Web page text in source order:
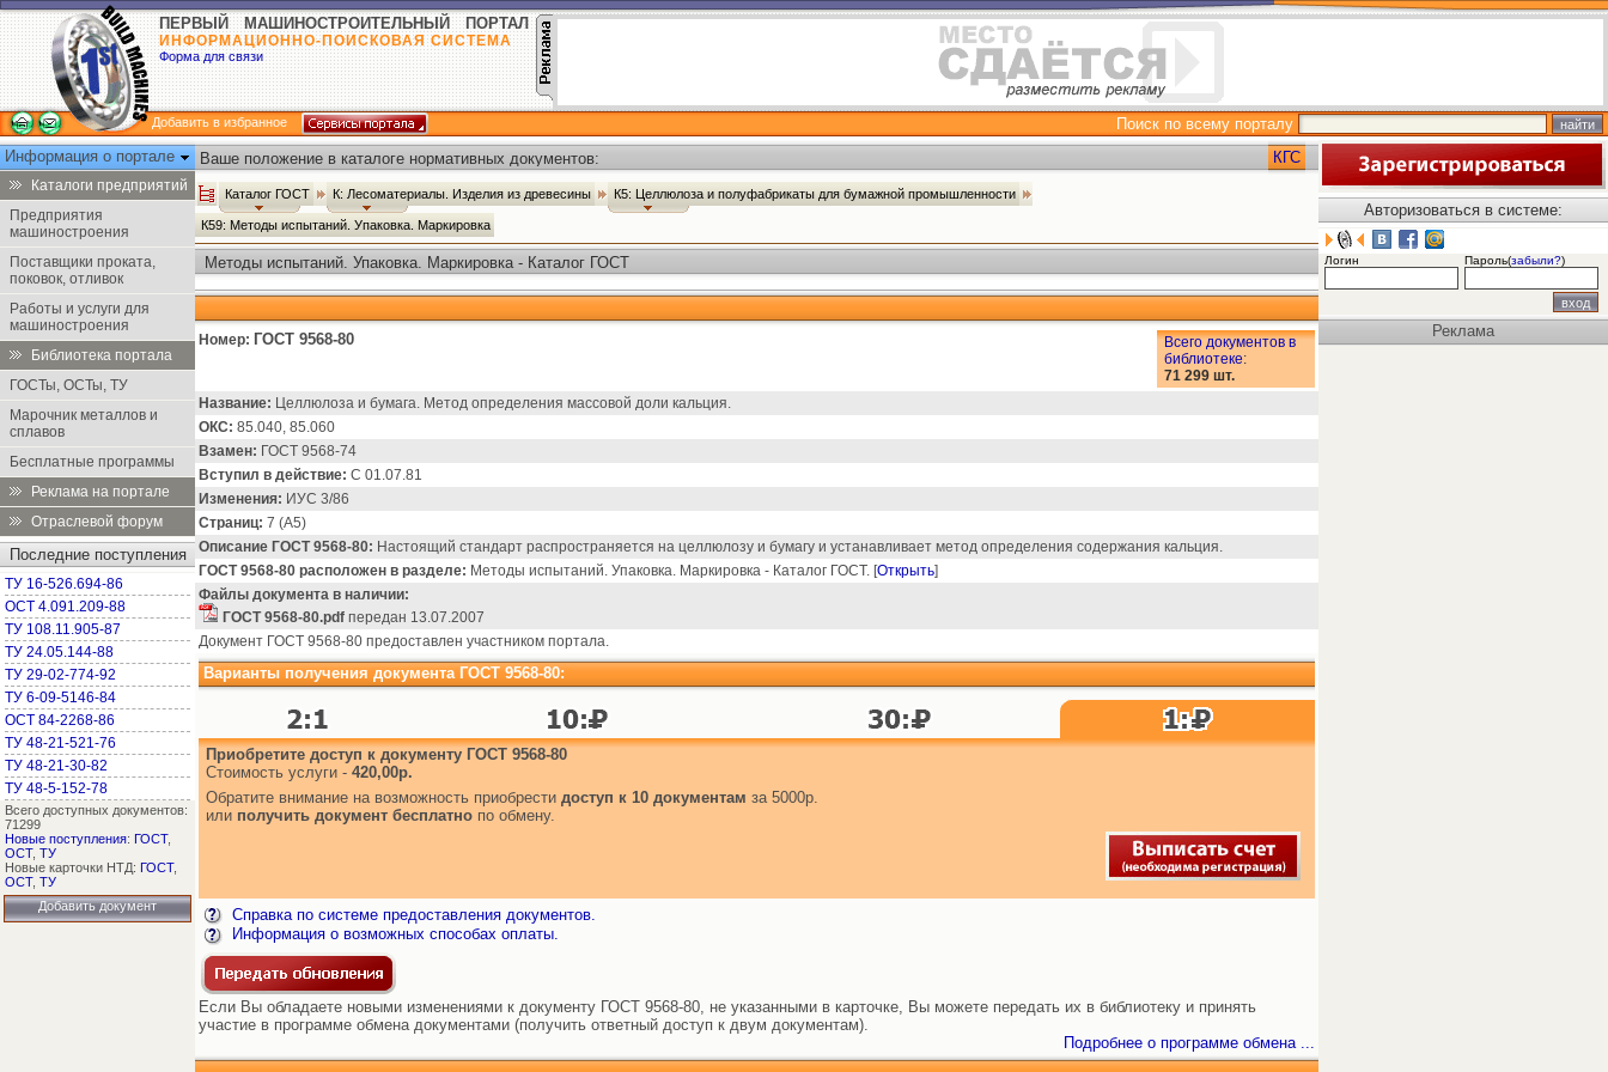
ПЕРВЫЙ МАШИНОСТРОИТЕЛЬНЫЙ ПОРТАЛ
ИНФОРМАЦИОННО-ПОИСКОВАЯ СИСТЕМА
Форма для связи
Добавить в избранное
Поиск по всему порталу
Информация о портале
Каталоги предприятий
Предприятия
машиностроения
Поставщики проката,
поковок, отливок
Работы и услуги для
машиностроения
Библиотека портала
ГОСТы, ОСТы, ТУ
Марочник металлов и
сплавов
Бесплатные программы
Реклама на портале
Отраслевой форум
Последние поступления
ТУ 16-526.694-86
ОСТ 4.091.209-88
ТУ 108.11.905-87
ТУ 24.05.144-88
ТУ 29-02-774-92
ТУ 6-09-5146-84
ОСТ 84-2268-86
ТУ 48-21-521-76
ТУ 48-21-30-82
ТУ 48-5-152-78
Всего доступных документов:
71299
Новые поступления: ГОСТ,
ОСТ, ТУ
Новые карточки НТД: ГОСТ,
ОСТ, ТУ
Добавить документ
Ваше положение в каталоге нормативных документов: КГС
Каталог ГОСТ К: Лесоматериалы. Изделия из древесины К5: Целлюлоза и полуфабрикаты для бумажной промышленности
К59: Методы испытаний. Упаковка. Маркировка
Методы испытаний. Упаковка. Маркировка - Каталог ГОСТ
Номер: ГОСТ 9568-80
Всего документов в
библиотеке:
71 299 шт.
Название: Целлюлоза и бумага. Метод определения массовой доли кальция.
ОКС: 85.040, 85.060
Взамен: ГОСТ 9568-74
Вступил в действие: С 01.07.81
Изменения: ИУС 3/86
Страниц: 7 (А5)
Описание ГОСТ 9568-80: Настоящий стандарт распространяется на целлюлозу и бумагу и устанавливает метод определения содержания кальция.
ГОСТ 9568-80 расположен в разделе: Методы испытаний. Упаковка. Маркировка - Каталог ГОСТ. [Открыть]
Файлы документа в наличии:
ГОСТ 9568-80.pdf передан 13.07.2007
Документ ГОСТ 9568-80 предоставлен участником портала.
Варианты получения документа ГОСТ 9568-80:
Приобретите доступ к документу ГОСТ 9568-80
Стоимость услуги - 420,00р.
Обратите внимание на возможность приобрести доступ к 10 документам за 5000р.
или получить документ бесплатно по обмену.
Справка по системе предоставления документов.
Информация о возможных способах оплаты.
Если Вы обладаете новыми изменениями к документу ГОСТ 9568-80, не указанными в карточке, Вы можете передать их в библиотеку и принять
участие в программе обмена документами (получить ответный доступ к двум документам).
Подробнее о программе обмена ...
Авторизоваться в системе:
Логин Пароль(забыли?)
Реклама